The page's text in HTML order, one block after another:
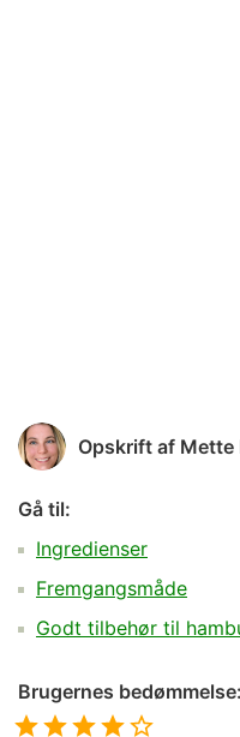
Opskrift af Mette
Gå til:
Ingredienser
Fremgangsmåde
Godt tilbehør til
Brugernes bedømmelse: